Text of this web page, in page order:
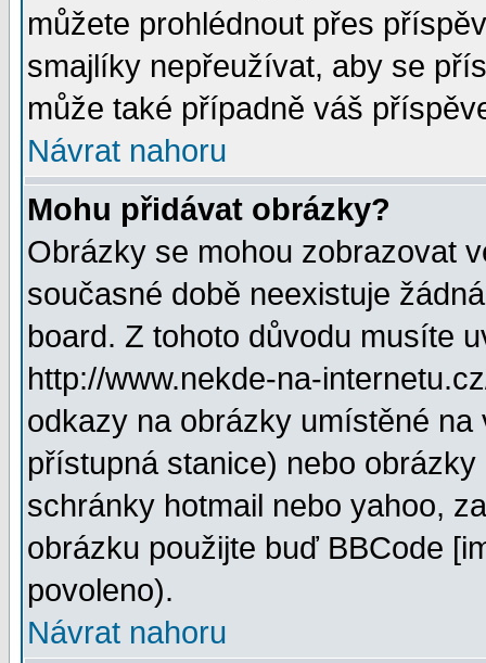
můžete prohlédnout přes
smajlíky nepřeužívat, aby se
může také případně váš
Návrat nahoru
Mohu přidávat obrázky?
Obrázky se mohou zobrazovat
současné době neexistuje
board. Z tohoto důvodu musíte
http://www.nekde-na-
odkazy na obrázky umístěné
přístupná stanice) nebo
schránky hotmail nebo yahoo,
obrázku použijte buď BBCode
povoleno).
Návrat nahoru